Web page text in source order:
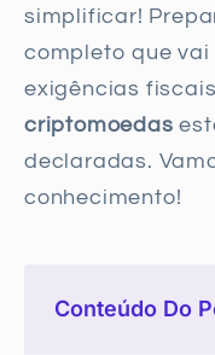
simplificar!
completo que
exigências
criptomoedas
declaradas.
conhecimento!
Conteúdo Do